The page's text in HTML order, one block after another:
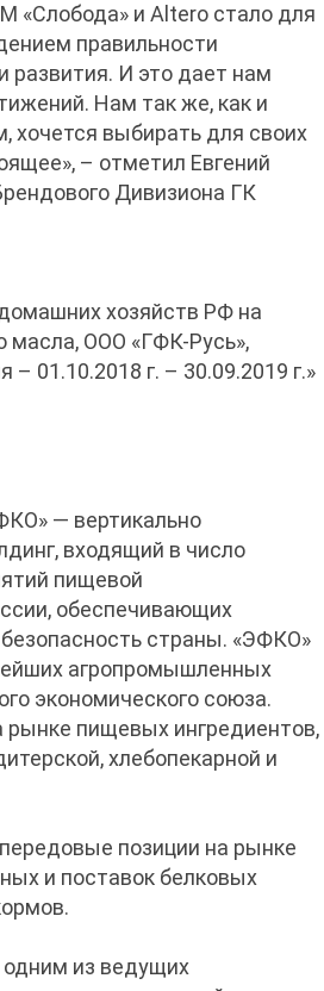
«Слобода» и Altero стало для
правильности
развития. И это дает нам
Нам так же, как и
хочется выбирать для своих
– отметил Евгений
Дивизиона ГК
хозяйств РФ на
масла, ООО «ГФК-Русь»,
– 01.10.2018 г. – 30.09.2019 г.»
— вертикально
входящий в число
пищевой
обеспечивающих
страны. «ЭФКО»
агропромышленных
экономического союза.
рынке пищевых ингредиентов,
хлебопекарной и
позиции на рынке
и поставок белковых
из ведущих